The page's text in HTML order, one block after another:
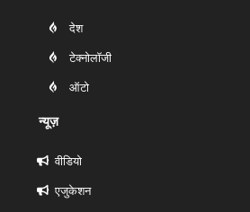
देश
टेक्नोलॉजी
ऑटो
न्यूज़
वीडियो
एजुकेशन